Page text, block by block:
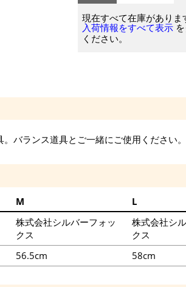
現在すべて在庫がありま
入荷情報をすべて表示
ください。
バランス道具とご一緒にご使用ください。
M
株式会社シルバーフォッ
クス
56.5cm
L
株式会社シ
クス
58cm